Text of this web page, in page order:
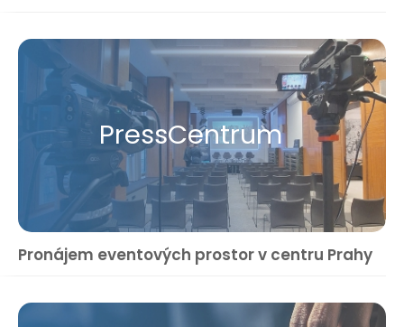
Press​Centrum
Pronájem eventových prostor v centru Prahy